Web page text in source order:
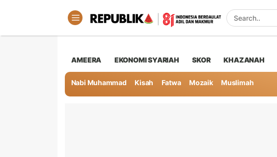
AMEERA EKONOMI SYARIAH SKOR KHAZANAH
Nabi Muhammad Kisah Fatwa Mozaik Muslimah